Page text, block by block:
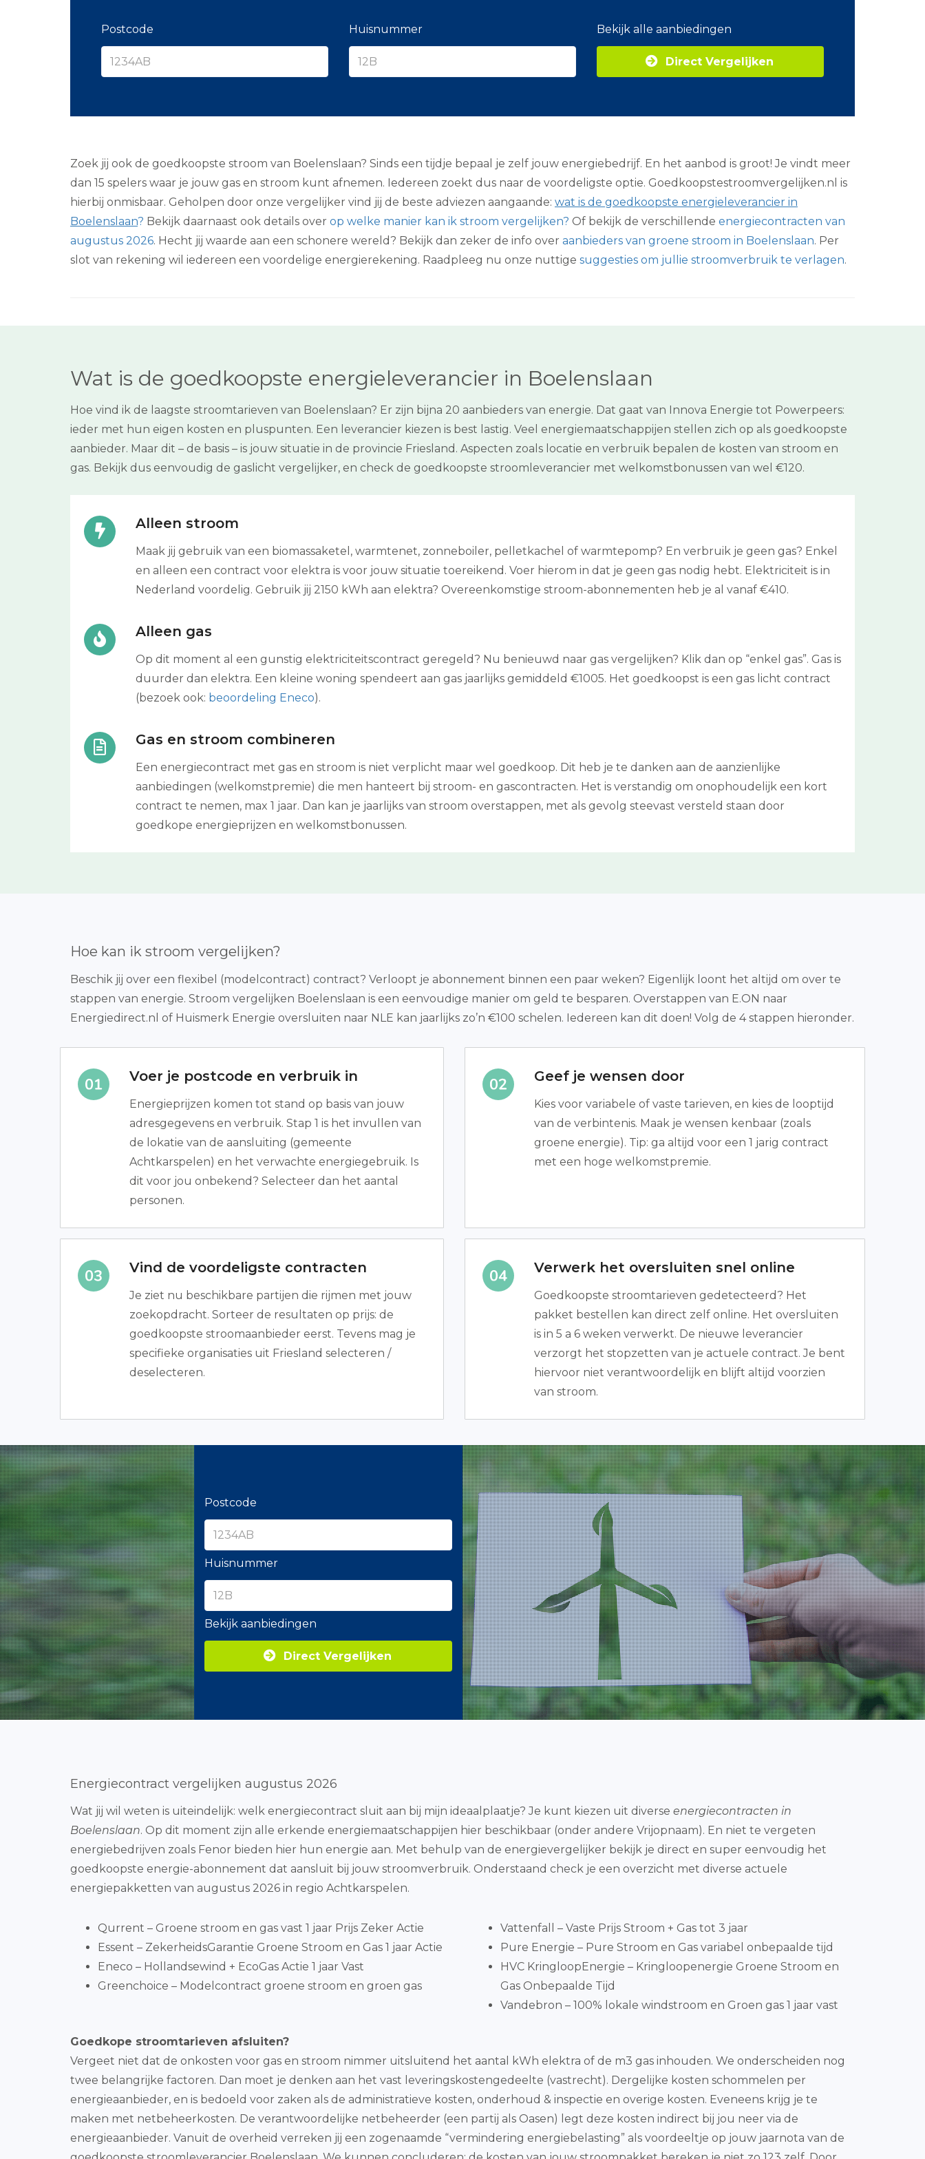
a
e
m
Z
j
e
n
e
g
i
Postcode Huisnummer Bekijk alle aanbiedingen
Direct Vergelijken
Zoek jij ook de goedkoopste stroom van Boelenslaan? Sinds een tijdje bepaal je zelf jouw energiebedrijf. En het aanbod is groot! Je vindt meer
dan 15 spelers waar je jouw gas en stroom kunt afnemen. Iedereen zoekt dus naar de voordeligste optie. Goedkoopstestroomvergelijken.nl is
hierbij onmisbaar. Geholpen door onze vergelijker vind jij de beste adviezen aangaande: wat is de goedkoopste energieleverancier in
Boelenslaan? Bekijk daarnaast ook details over op welke manier kan ik stroom vergelijken? Of bekijk de verschillende energiecontracten van
augustus 2026. Hecht jij waarde aan een schonere wereld? Bekijk dan zeker de info over aanbieders van groene stroom in Boelenslaan. Per
slot van rekening wil iedereen een voordelige energierekening. Raadpleeg nu onze nuttige suggesties om jullie stroomverbruik te verlagen.
Wat is de goedkoopste energieleverancier in Boelenslaan
Hoe vind ik de laagste stroomtarieven van Boelenslaan? Er zijn bijna 20 aanbieders van energie. Dat gaat van Innova Energie tot Powerpeers:
ieder met hun eigen kosten en pluspunten. Een leverancier kiezen is best lastig. Veel energiemaatschappijen stellen zich op als goedkoopste
aanbieder. Maar dit – de basis – is jouw situatie in de provincie Friesland. Aspecten zoals locatie en verbruik bepalen de kosten van stroom en
gas. Bekijk dus eenvoudig de gaslicht vergelijker, en check de goedkoopste stroomleverancier met welkomstbonussen van wel €120.
Alleen stroom
Maak jij gebruik van een biomassaketel, warmtenet, zonneboiler, pelletkachel of warmtepomp? En verbruik je geen gas? Enkel
en alleen een contract voor elektra is voor jouw situatie toereikend. Voer hierom in dat je geen gas nodig hebt. Elektriciteit is in
Nederland voordelig. Gebruik jij 2150 kWh aan elektra? Overeenkomstige stroom-abonnementen heb je al vanaf €410.
Alleen gas
Op dit moment al een gunstig elektriciteitscontract geregeld? Nu benieuwd naar gas vergelijken? Klik dan op “enkel gas”. Gas is
duurder dan elektra. Een kleine woning spendeert aan gas jaarlijks gemiddeld €1005. Het goedkoopst is een gas licht contract
(bezoek ook: beoordeling Eneco).
Gas en stroom combineren
Een energiecontract met gas en stroom is niet verplicht maar wel goedkoop. Dit heb je te danken aan de aanzienlijke
aanbiedingen (welkomstpremie) die men hanteert bij stroom- en gascontracten. Het is verstandig om onophoudelijk een kort
contract te nemen, max 1 jaar. Dan kan je jaarlijks van stroom overstappen, met als gevolg steevast versteld staan door
goedkope energieprijzen en welkomstbonussen.
Hoe kan ik stroom vergelijken?
Beschik jij over een flexibel (modelcontract) contract? Verloopt je abonnement binnen een paar weken? Eigenlijk loont het altijd om over te
stappen van energie. Stroom vergelijken Boelenslaan is een eenvoudige manier om geld te besparen. Overstappen van E.ON naar
Energiedirect.nl of Huismerk Energie oversluiten naar NLE kan jaarlijks zo’n €100 schelen. Iedereen kan dit doen! Volg de 4 stappen hieronder.
Voer je postcode en verbruik in
Energieprijzen komen tot stand op basis van jouw
adresgegevens en verbruik. Stap 1 is het invullen van
de lokatie van de aansluiting (gemeente
Achtkarspelen) en het verwachte energiegebruik. Is
dit voor jou onbekend? Selecteer dan het aantal
personen.
Geef je wensen door
Kies voor variabele of vaste tarieven, en kies de looptijd
van de verbintenis. Maak je wensen kenbaar (zoals
groene energie). Tip: ga altijd voor een 1 jarig contract
met een hoge welkomstpremie.
Vind de voordeligste contracten
Je ziet nu beschikbare partijen die rijmen met jouw
zoekopdracht. Sorteer de resultaten op prijs: de
goedkoopste stroomaanbieder eerst. Tevens mag je
specifieke organisaties uit Friesland selecteren /
deselecteren.
Verwerk het oversluiten snel online
Goedkoopste stroomtarieven gedetecteerd? Het
pakket bestellen kan direct zelf online. Het oversluiten
is in 5 a 6 weken verwerkt. De nieuwe leverancier
verzorgt het stopzetten van je actuele contract. Je bent
hiervoor niet verantwoordelijk en blijft altijd voorzien
van stroom.
Postcode
Huisnummer
Bekijk aanbiedingen
Direct Vergelijken
Energiecontract vergelijken augustus 2026
Wat jij wil weten is uiteindelijk: welk energiecontract sluit aan bij mijn ideaalplaatje? Je kunt kiezen uit diverse energiecontracten in
Boelenslaan. Op dit moment zijn alle erkende energiemaatschappijen hier beschikbaar (onder andere Vrijopnaam). En niet te vergeten
energiebedrijven zoals Fenor bieden hier hun energie aan. Met behulp van de energievergelijker bekijk je direct en super eenvoudig het
goedkoopste energie-abonnement dat aansluit bij jouw stroomverbruik. Onderstaand check je een overzicht met diverse actuele
energiepakketten van augustus 2026 in regio Achtkarspelen.
Qurrent – Groene stroom en gas vast 1 jaar Prijs Zeker Actie
Essent – ZekerheidsGarantie Groene Stroom en Gas 1 jaar Actie
Eneco – Hollandsewind + EcoGas Actie 1 jaar Vast
Greenchoice – Modelcontract groene stroom en groen gas
Vattenfall – Vaste Prijs Stroom + Gas tot 3 jaar
Pure Energie – Pure Stroom en Gas variabel onbepaalde tijd
HVC KringloopEnergie – Kringloopenergie Groene Stroom en
Gas Onbepaalde Tijd
Vandebron – 100% lokale windstroom en Groen gas 1 jaar vast
Goedkope stroomtarieven afsluiten?
Vergeet niet dat de onkosten voor gas en stroom nimmer uitsluitend het aantal kWh elektra of de m3 gas inhouden. We onderscheiden nog
twee belangrijke factoren. Dan moet je denken aan het vast leveringskostengedeelte (vastrecht). Dergelijke kosten schommelen per
energieaanbieder, en is bedoeld voor zaken als de administratieve kosten, onderhoud & inspectie en overige kosten. Eveneens krijg je te
maken met netbeheerkosten. De verantwoordelijke netbeheerder (een partij als Oasen) legt deze kosten indirect bij jou neer via de
energieaanbieder. Vanuit de overheid verreken jij een zogenaamde “vermindering energiebelasting” als voordeeltje op jouw jaarnota van de